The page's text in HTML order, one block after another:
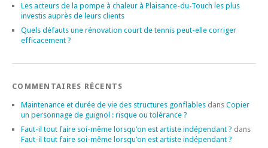
Les acteurs de la pompe à chaleur à Plaisance-du-Touch les plus
investis auprès de leurs clients
Quels défauts une rénovation court de tennis peut-elle corriger
efficacement ?
COMMENTAIRES RÉCENTS
Maintenance et durée de vie des structures gonflables dans Copier
un personnage de guignol : risque ou tolérance ?
Faut-il tout faire soi-même lorsqu’on est artiste indépendant ? dans
Faut-il tout faire soi-même lorsqu’on est artiste indépendant ?